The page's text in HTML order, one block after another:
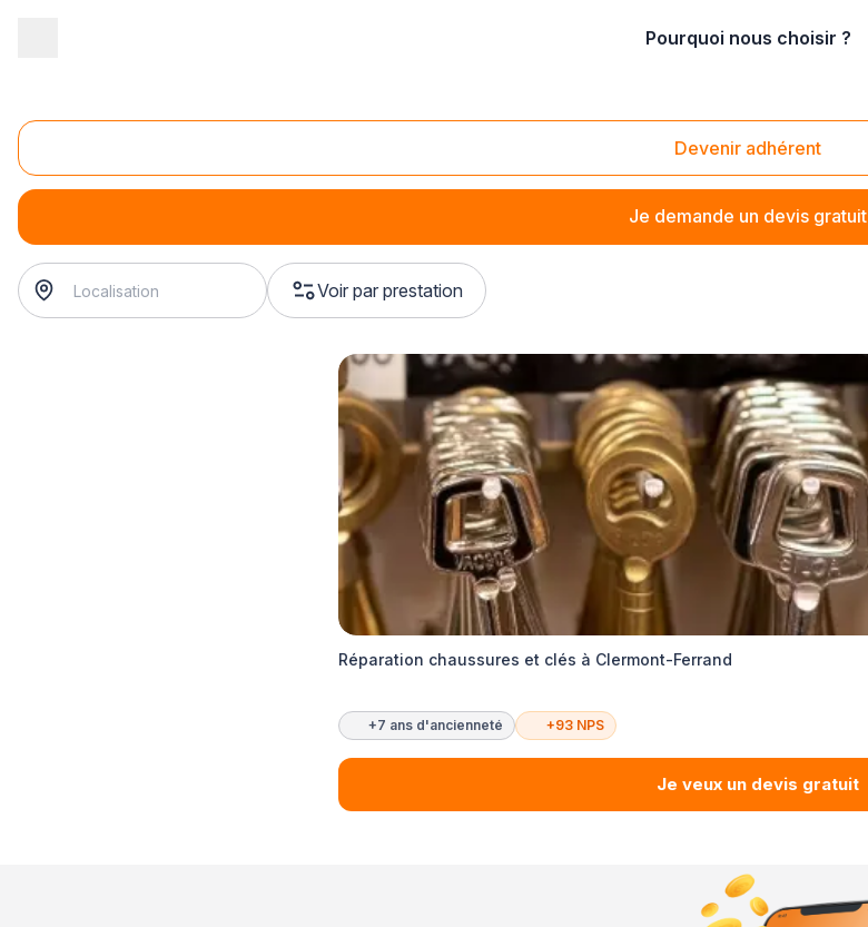
Pourquoi nous choisir ?
Devenir adhérent
Je demande un devis gratuit
Réparation de fermetures éclair (Magasin de bagagerie)
Réparation de fermetures éclair (Magasin de bagagerie)
Voir par prestation
Réparation chaussures et clés à Clermont-Ferrand
+7 ans d'ancienneté +93 NPS
Je veux un devis gratuit